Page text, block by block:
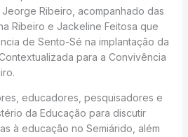
Ribeiro, acompanhado das
Ribeiro e Jackeline Feitosa que
de Sento-Sé na implantação da
para a Convivência
educadores, pesquisadores e
da Educação para discutir
à educação no Semiárido, além